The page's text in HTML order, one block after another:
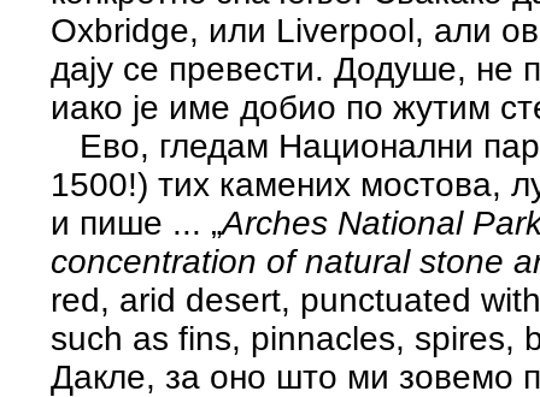
Oxbridge, или Liverpool, aли
дају се превести. Додуше, не
иако је име добио по жутим
Ево, гледам Национални
1500!) тих камених мостова,
и пише ... „Arches National
concentration of natural stone
red, arid desert, punctuated
such as fins, pinnacles, spires,
Дакле, за оно што ми зовемо